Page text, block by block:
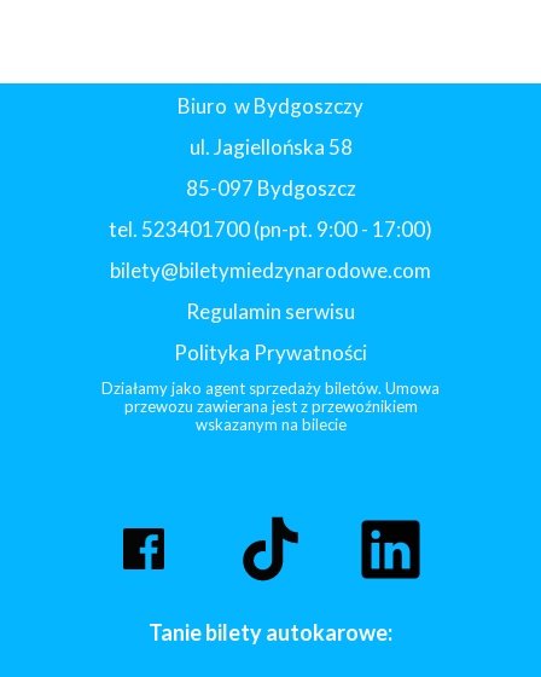
Tanie bilety autokarowe:
Biuro w Bydgoszczy
ul. Jagiellońska 58
85-097 Bydgoszcz
tel. 523401700 (pn-pt. 9:00 - 17:00)
bilety@biletymiedzynarodowe.com
Regulamin serwisu
Polityka Prywatności
Działamy jako agent sprzedaży biletów. Umowa
przewozu zawierana jest z przewoźnikiem
wskazanym na bilecie